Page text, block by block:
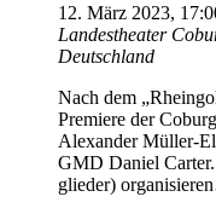
12. März 2023,
Lan­des­thea­ter
Deutschland
Nach dem
Pre­mie­re der
Alex­an­der Mül­ler-
GMD Da­ni­el
glie­der)